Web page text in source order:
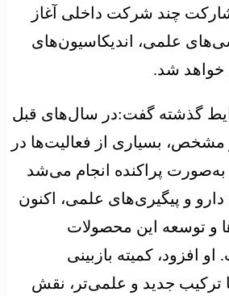
چند شرکت داخلی آغاز
علمی، اندیکاسیون‌های
شد.
گذشته گفت:در سال‌های قبل
مشخص، بسیاری از فعالیت‌ها در
پراکنده انجام می‌شد
دارو و پیگیری‌های علمی، اکنون
و توسعه این محصولات
افزود، کمیته بازبینی
ترکیب جدید و علمی‌تر، نقش